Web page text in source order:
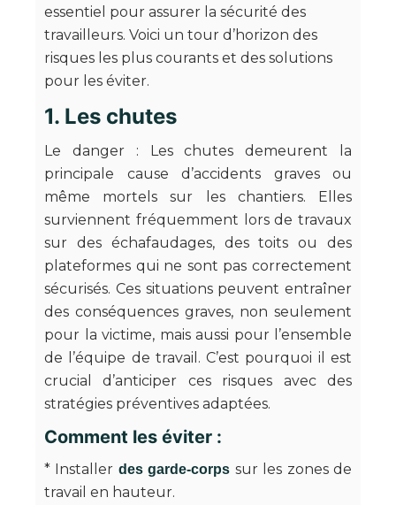
essentiel pour assurer la sécurité des
travailleurs. Voici un tour d’horizon des
risques les plus courants et des solutions
pour les éviter.
1. Les chutes
Le danger : Les chutes demeurent la
principale cause d’accidents graves ou
même mortels sur les chantiers. Elles
surviennent fréquemment lors de travaux
sur des échafaudages, des toits ou des
plateformes qui ne sont pas correctement
sécurisés. Ces situations peuvent entraîner
des conséquences graves, non seulement
pour la victime, mais aussi pour l’ensemble
de l’équipe de travail. C’est pourquoi il est
crucial d’anticiper ces risques avec des
stratégies préventives adaptées.
Comment les éviter :
* Installer des garde-corps sur les zones de
travail en hauteur.